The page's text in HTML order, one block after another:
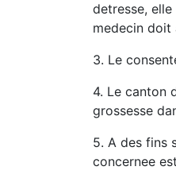
detresse,
medecin doit
3. Le
4. Le canton
grossesse
5. A des fins
concernee